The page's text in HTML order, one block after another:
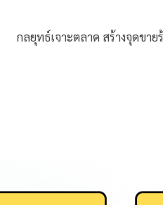
กลยุทธ์เจาะตลาด สร้างจุดขา